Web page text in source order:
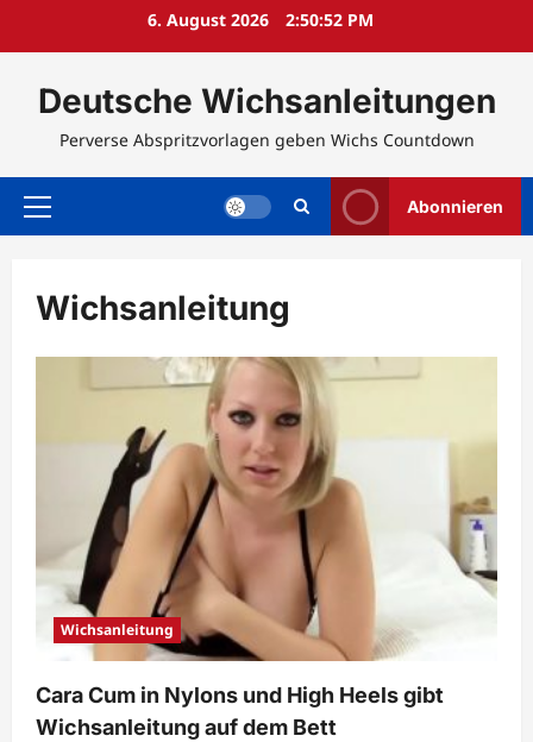
6. August 2026 2:50:53 PM
Deutsche Wichsanleitungen
Perverse Abspritzvorlagen geben Wichs Countdown
Primäres
Abonnieren
Wichsanleitung
Wichsanleitung
Cara Cum in Nylons und High Heels gibt
Wichsanleitung auf dem Bett